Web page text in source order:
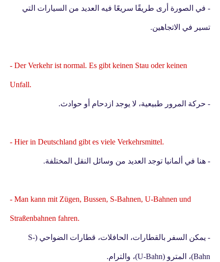
- في الصورة أرى طريقًا سريعًا فيه العديد من السيارات التي
تسير في الاتجاهين.
- Der Verkehr ist normal. Es gibt keinen Stau oder keinen
Unfall.
- حركة المرور طبيعية، لا يوجد ازدحام أو حوادث.
- Hier in Deutschland gibt es viele Verkehrsmittel.
- هنا في ألمانيا توجد العديد من وسائل النقل المختلفة.
- Man kann mit Zügen, Bussen, S-Bahnen, U-Bahnen und
Straßenbahnen fahren.
- يمكن السفر بالقطارات، الحافلات، قطارات الضواحي (S-
Bahn)، المترو (U-Bahn)، والترام.